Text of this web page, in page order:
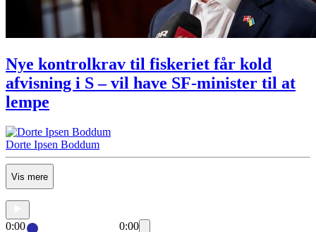
Nye kontrolkrav til fiskeriet får kold
afvisning i S – vil have SF-minister til at
lempe
Dorte Ipsen Boddum
Vis mere
0:00 0:00